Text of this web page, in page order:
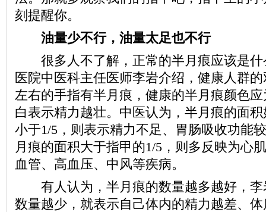
刻提醒你。
油量少不行，油量太足也不行
很多人不了解，正常的半月痕应该是什
医院中医科主任医师李岩介绍，健康人群
左右的手指有半月痕，健康的半月痕颜色
白表示精力越壮。中医认为，半月痕的面
小于1/5，则表示精力不足、胃肠吸收功能
月痕的面积大于指甲的1/5，则多反映为心
血管、高血压、中风等疾病。
有人认为，半月痕的数量越多越好，李
数量越少，就表示自己体内的精力越差、